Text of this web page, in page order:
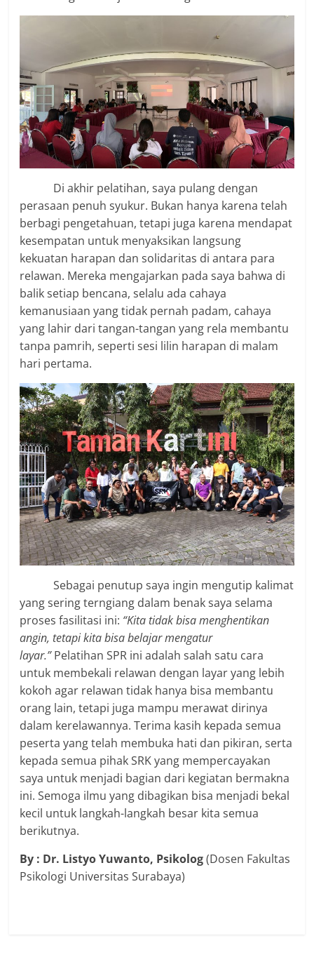
Di akhir pelatihan, saya pulang dengan
perasaan penuh syukur. Bukan hanya karena telah
berbagi pengetahuan, tetapi juga karena mendapat
kesempatan untuk menyaksikan langsung
kekuatan harapan dan solidaritas di antara para
relawan. Mereka mengajarkan pada saya bahwa di
balik setiap bencana, selalu ada cahaya
kemanusiaan yang tidak pernah padam, cahaya
yang lahir dari tangan-tangan yang rela membantu
tanpa pamrih, seperti sesi lilin harapan di malam
hari pertama.
Sebagai penutup saya ingin mengutip kalimat
yang sering terngiang dalam benak saya selama
proses fasilitasi ini: “Kita tidak bisa menghentikan
angin, tetapi kita bisa belajar mengatur
layar.”Pelatihan SPR ini adalah salah satu cara
untuk membekali relawan dengan layar yang lebih
kokoh agar relawan tidak hanya bisa membantu
orang lain, tetapi juga mampu merawat dirinya
dalam kerelawannya. Terima kasih kepada semua
peserta yang telah membuka hati dan pikiran, serta
kepada semua pihak SRK yang mempercayakan
saya untuk menjadi bagian dari kegiatan bermakna
ini. Semoga ilmu yang dibagikan bisa menjadi bekal
kecil untuk langkah-langkah besar kita semua
berikutnya.
By : Dr. Listyo Yuwanto, Psikolog(Dosen Fakultas
Psikologi Universitas Surabaya)